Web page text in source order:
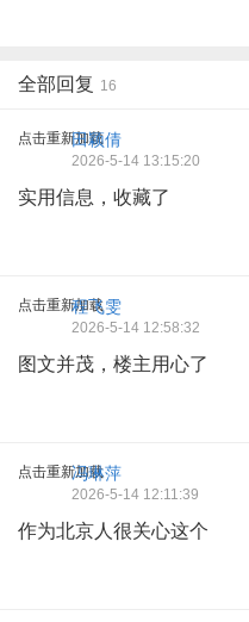
全部回复 16
点击重新加载
田颖倩
2026-5-14 13:15:20
实用信息，收藏了
点击重新加载
程飞雯
2026-5-14 12:58:32
图文并茂，楼主用心了
点击重新加载
冯琳萍
2026-5-14 12:11:39
作为北京人很关心这个